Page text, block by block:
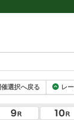
催選択へ戻る レ